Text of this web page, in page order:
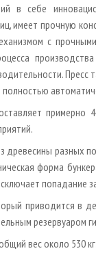
в себе
имеет прочную
с
разных
форма
попадание
приводится
резервуаром
вес около 530 кг.